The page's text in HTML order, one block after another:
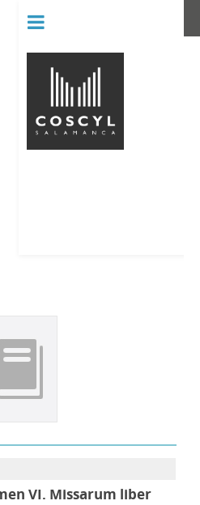
VI. Missarum liber